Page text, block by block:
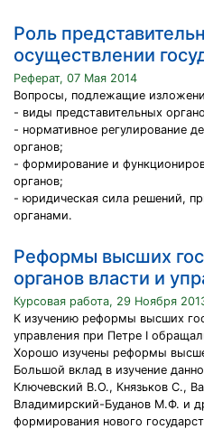
Роль
осуществлении
Реферат, 07 Мая 2014
Вопросы, подлежащие
- виды представительных
- нормативное регулирование
органов;
- формирование и
органов;
- юридическая сила решений,
органами.
Реформы высших
органов власти и
Курсовая работа, 29 Ноября
К изучению реформы высших
управления при Петре I
Хорошо изучены реформы
Большой вклад в изучение
Ключевский В.О., Князьков С.,
Владимирский-Буданов М.Ф. и
формирования нового